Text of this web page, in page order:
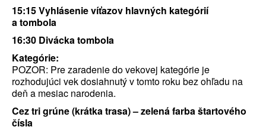
15:15 Vyhlásenie víťazov hlavných kategórií
a tombola
16:30 Divácka tombola
Kategórie:
POZOR: Pre zaradenie do vekovej kategórie je
rozhodujúci vek dosiahnutý v tomto roku bez ohľadu na
deň a mesiac narodenia.
Cez tri grúne (krátka trasa) – zelená farba štartového
čísla